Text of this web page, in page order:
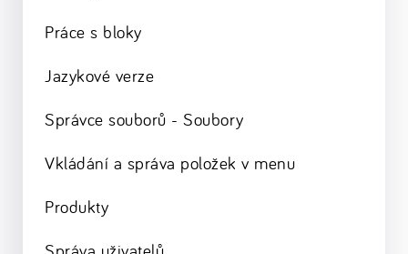
Práce s bloky
Jazykové verze
Správce souborů - Soubory
Vkládání a správa položek v menu
Produkty